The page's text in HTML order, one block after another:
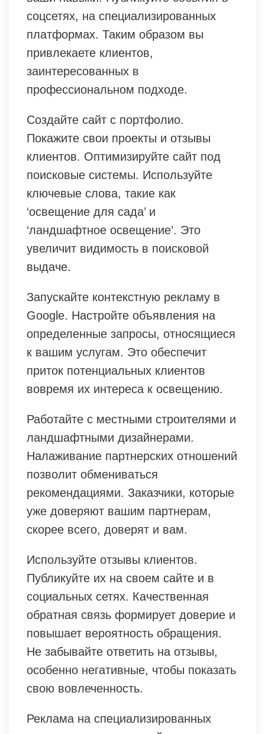
соцсетях, на специализированных
платформах. Таким образом вы
привлекаете клиентов,
заинтересованных в
профессиональном подходе.
Создайте сайт с портфолио.
Покажите свои проекты и отзывы
клиентов. Оптимизируйте сайт под
поисковые системы. Используйте
ключевые слова, такие как
‘освещение для сада’ и
‘ландшафтное освещение’. Это
увеличит видимость в поисковой
выдаче.
Запускайте контекстную рекламу в
Google. Настройте объявления на
определенные запросы, относящиеся
к вашим услугам. Это обеспечит
приток потенциальных клиентов
вовремя их интереса к освещению.
Работайте с местными строителями и
ландшафтными дизайнерами.
Налаживание партнерских отношений
позволит обмениваться
рекомендациями. Заказчики, которые
уже доверяют вашим партнерам,
скорее всего, доверят и вам.
Используйте отзывы клиентов.
Публикуйте их на своем сайте и в
социальных сетях. Качественная
обратная связь формирует доверие и
повышает вероятность обращения.
Не забывайте ответить на отзывы,
особенно негативные, чтобы показать
свою вовлеченность.
Реклама на специализированных